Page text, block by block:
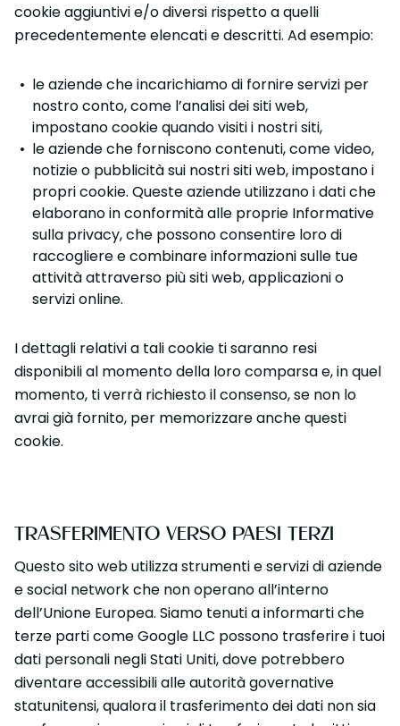
cookie aggiuntivi e/o diversi rispetto a quelli
precedentemente elencati e descritti. Ad esempio:
le aziende che incarichiamo di fornire servizi per
nostro conto, come l’analisi dei siti web,
impostano cookie quando visiti i nostri siti,
le aziende che forniscono contenuti, come video,
notizie o pubblicità sui nostri siti web, impostano i
propri cookie. Queste aziende utilizzano i dati che
elaborano in conformità alle proprie Informative
sulla privacy, che possono consentire loro di
raccogliere e combinare informazioni sulle tue
attività attraverso più siti web, applicazioni o
servizi online.
I dettagli relativi a tali cookie ti saranno resi
disponibili al momento della loro comparsa e, in quel
momento, ti verrà richiesto il consenso, se non lo
avrai già fornito, per memorizzare anche questi
cookie.
TRASFERIMENTO VERSO PAESI TERZI
Questo sito web utilizza strumenti e servizi di aziende
e social network che non operano all’interno
dell’Unione Europea. Siamo tenuti a informarti che
terze parti come Google LLC possono trasferire i tuoi
dati personali negli Stati Uniti, dove potrebbero
diventare accessibili alle autorità governative
statunitensi, qualora il trasferimento dei dati non sia